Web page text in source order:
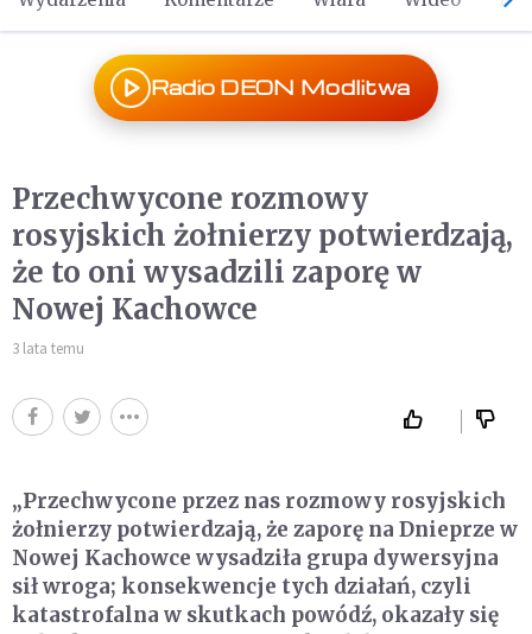
Radio DEON Modlitwa
Przechwycone rozmowy
rosyjskich żołnierzy potwierdzają,
że to oni wysadzili zaporę w
Nowej Kachowce
3 lata temu
„Przechwycone przez nas rozmowy rosyjskich
żołnierzy potwierdzają, że zaporę na Dnieprze w
Nowej Kachowce wysadziła grupa dywersyjna
sił wroga; konsekwencje tych działań, czyli
katastrofalna w skutkach powódź, okazały się